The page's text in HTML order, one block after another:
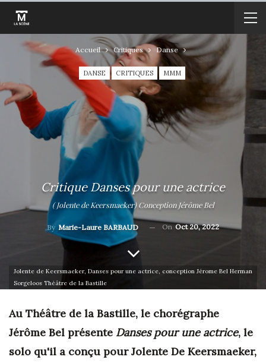
Accueil Critiques Danse
DANSE CRITIQUES MMM
Critique Danses pour une actrice
( Jolente de Keersmaeker) Conception Jérôme Bel
By Marie-Laure BARBAUD OnOct 20, 2022
Jolente de Keersmaeker, Danses pour une actrice, conception Jérome Bel Herman
Sorgeloos Théâtre de la Bastille
Au Théâtre de la Bastille, le chorégraphe
Jérôme Bel présente Danses pour une actrice, le
solo qu'il a conçu pour Jolente De Keersmaeker,